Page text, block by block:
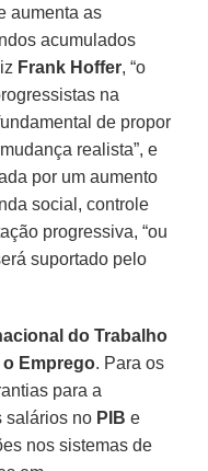
aumenta as
acumulados
Frank Hoffer, “o
na
de propor
realista”, e
por um aumento
social, controle
progressiva, “ou
suportado pelo
do Trabalho
o Emprego. Para os
para a
salários no PIB e
nos sistemas de